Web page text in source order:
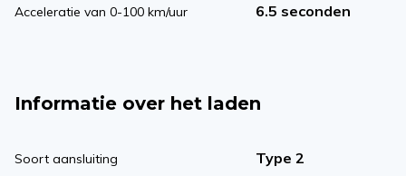
Acceleratie van 0-100 km/uur 6.5 seconden
Informatie over het laden
Soort aansluiting Type 2